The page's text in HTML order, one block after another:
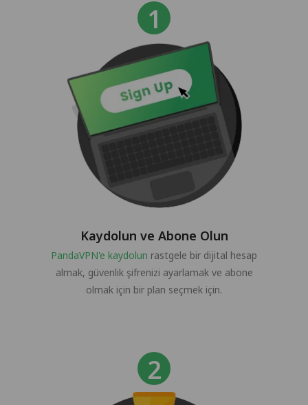
Kaydolun ve Abone Olun
PandaVPN'e kaydolun rastgele bir dijital hesap
almak, güvenlik şifrenizi ayarlamak ve abone
olmak için bir plan seçmek için.